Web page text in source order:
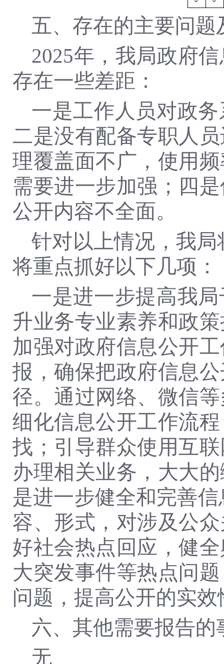
五、存在的主要问题
2025年，我局政府
存在一些差距：
一是工作人员对政
二是没有配备专职人
理覆盖面不广，使用
需要进一步加强；四
公开内容不全面。
针对以上情况，我
将重点抓好以下几项：
一是进一步提高我
升业务专业素养和政
加强对政府信息公开
报，确保把政府信息
径。通过网络、微信
细化信息公开工作流
找；引导群众使用互
办理相关业务，大大
是进一步健全和完善
容、形式，对涉及公
好社会热点回应，健
大突发事件等热点问
问题，提高公开的实效
六、其他需要报告的
无